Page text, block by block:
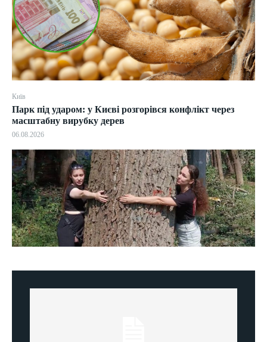
Київ
Парк під ударом: у Києві розгорівся конфлікт через
масштабну вирубку дерев
06.08.2026